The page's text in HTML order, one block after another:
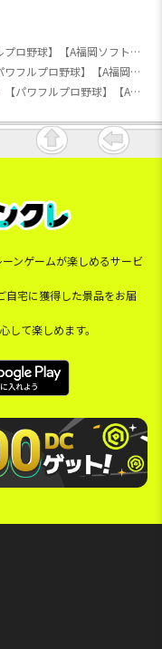
【パワフルプロ野球】【A福岡ソフトバンクホークス】パワフルプロ野球 パワプロくん プライズアクションフィギュア パシフィック・リーグ
【パワフルプロ野球】【A福岡ソフトバンクホークス】パワフルプロ野球 パワプロくん プライズアクションフィギュア パシフィック・リーグ
【パワフルプロ野球】【A福岡ソフトバンクホークス】パワフルプロ野球 パワプロくん プライズアクションフィギュア パシフィック・リーグ
ンゲームが楽しめるサービ
宅に獲得した景品をお届
て楽しめます。